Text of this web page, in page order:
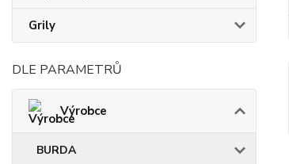
Grily
DLE PARAMETRŮ
Výrobce
BURDA